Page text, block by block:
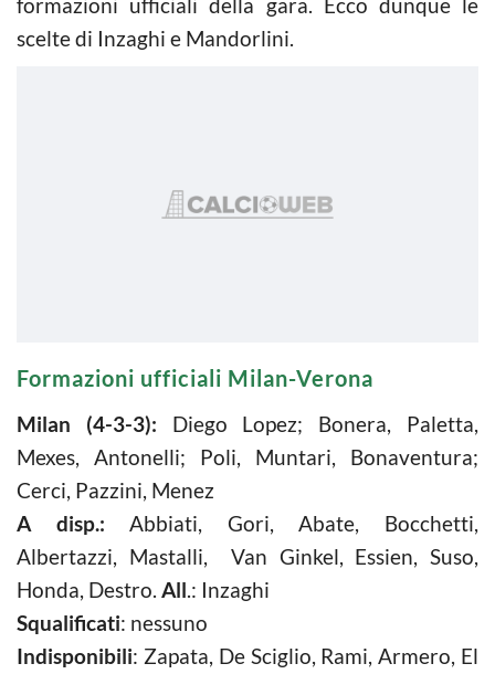
scelte di Inzaghi e Mandorlini.
Formazioni ufficiali Milan-Verona
Milan (4-3-3): Diego Lopez; Bonera, Paletta,
Mexes, Antonelli; Poli, Muntari, Bonaventura;
Cerci, Pazzini, Menez
A disp.:Abbiati, Gori, Abate, Bocchetti,
Albertazzi, Mastalli, Van Ginkel, Essien, Suso,
Honda, Destro. All.: Inzaghi
Squalificati: nessuno
Indisponibili: Zapata, De Sciglio, Rami, Armero, El